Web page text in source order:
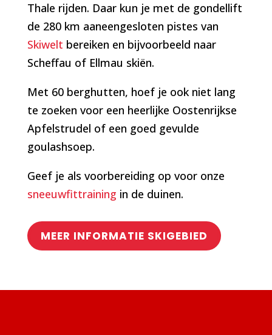
Thale rijden. Daar kun je met de gondellift
de 280 km aaneengesloten pistes van
Skiwelt bereiken en bijvoorbeeld naar
Scheffau of Ellmau skiën.
Met 60 berghutten, hoef je ook niet lang
te zoeken voor een heerlijke Oostenrijkse
Apfelstrudel of een goed gevulde
goulashsoep.
Geef je als voorbereiding op voor onze
sneeuwfittraining in de duinen.
MEER INFORMATIE SKIGEBIED